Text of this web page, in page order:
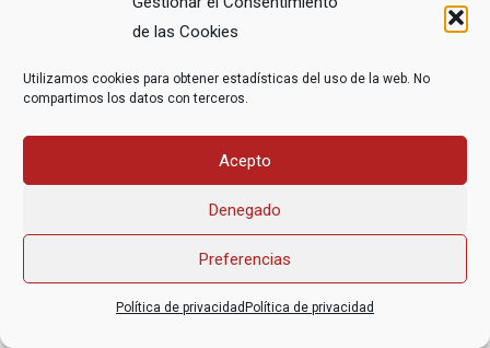
de las Cookies
Utilizamos cookies para obtener estadísticas del uso de la web. No
compartimos los datos con terceros.
Acepto
Denegado
Preferencias
Política de privacidad Política de privacidad